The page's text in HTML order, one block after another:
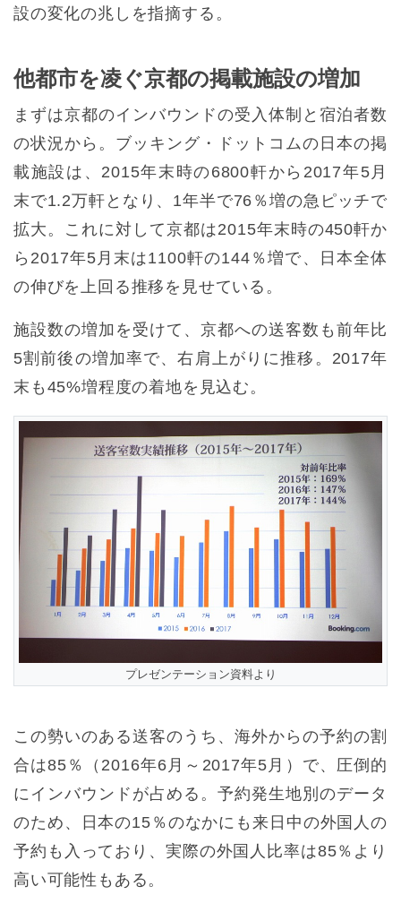
設の変化の兆しを指摘する。
他都市を凌ぐ京都の掲載施設の増加
まずは京都のインバウンドの受入体制と宿泊者数
の状況から。ブッキング・ドットコムの日本の掲
載施設は、2015年末時の6800軒から2017年5月
末で1.2万軒となり、1年半で76％増の急ピッチで
拡大。これに対して京都は2015年末時の450軒か
ら2017年5月末は1100軒の144％増で、日本全体
の伸びを上回る推移を見せている。
施設数の増加を受けて、京都への送客数も前年比
5割前後の増加率で、右肩上がりに推移。2017年
末も45%増程度の着地を見込む。
プレゼンテーション資料より
この勢いのある送客のうち、海外からの予約の割
合は85％（2016年6月～2017年5月）で、圧倒的
にインバウンドが占める。予約発生地別のデータ
のため、日本の15％のなかにも来日中の外国人の
予約も入っており、実際の外国人比率は85％より
高い可能性もある。